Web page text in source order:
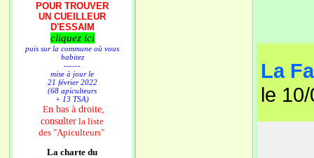
POUR TROUVER
UN CUEILLEUR
D'ESSAIM
cliquez ici
puis sur la commune où vous
habitez
------
mise à jour le
21 février 2022
(68 apiculteurs
+ 13 TSA)
En bas à droite,
consulter la liste
des "Apiculteurs"
La charte du
La
le